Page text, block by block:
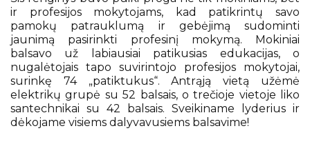
ir profesijos mokytojams, kad patikrintų savo
pamokų patrauklumą ir gebėjimą sudominti
jaunimą pasirinkti profesinį mokymą. Mokiniai
balsavo už labiausiai patikusias edukacijas, o
nugalėtojais tapo suvirintojo profesijos mokytojai,
surinkę 74 „patiktukus“. Antrąją vietą užėmė
elektrikų grupė su 52 balsais, o trečioje vietoje liko
santechnikai su 42 balsais. Sveikiname lyderius ir
dėkojame visiems dalyvavusiems balsavime!